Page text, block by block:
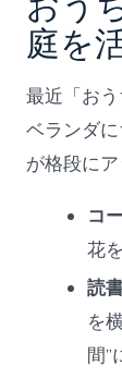
庭を
最近「お
ベランダ
が格段にア
コ
花
読
を
間”